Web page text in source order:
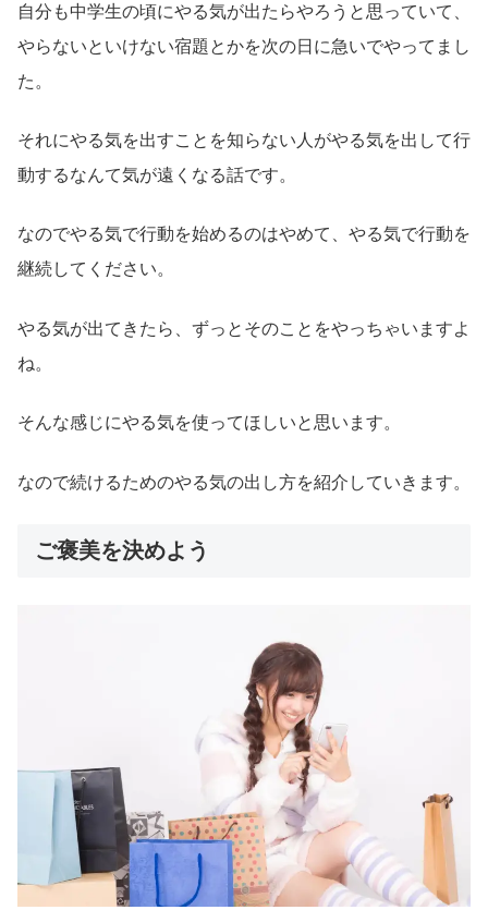
自分も中学生の頃にやる気が出たらやろうと思っていて、
やらないといけない宿題とかを次の日に急いでやってまし
た。
それにやる気を出すことを知らない人がやる気を出して行
動するなんて気が遠くなる話です。
なのでやる気で行動を始めるのはやめて、やる気で行動を
継続してください。
やる気が出てきたら、ずっとそのことをやっちゃいますよ
ね。
そんな感じにやる気を使ってほしいと思います。
なので続けるためのやる気の出し方を紹介していきます。
ご褒美を決めよう